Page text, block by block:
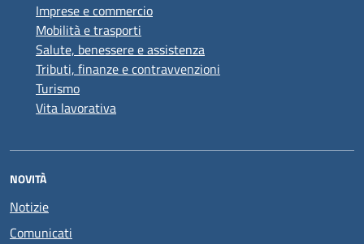
Imprese e commercio
Mobilità e trasporti
Salute, benessere e assistenza
Tributi, finanze e contravvenzioni
Turismo
Vita lavorativa
NOVITÀ
Notizie
Comunicati